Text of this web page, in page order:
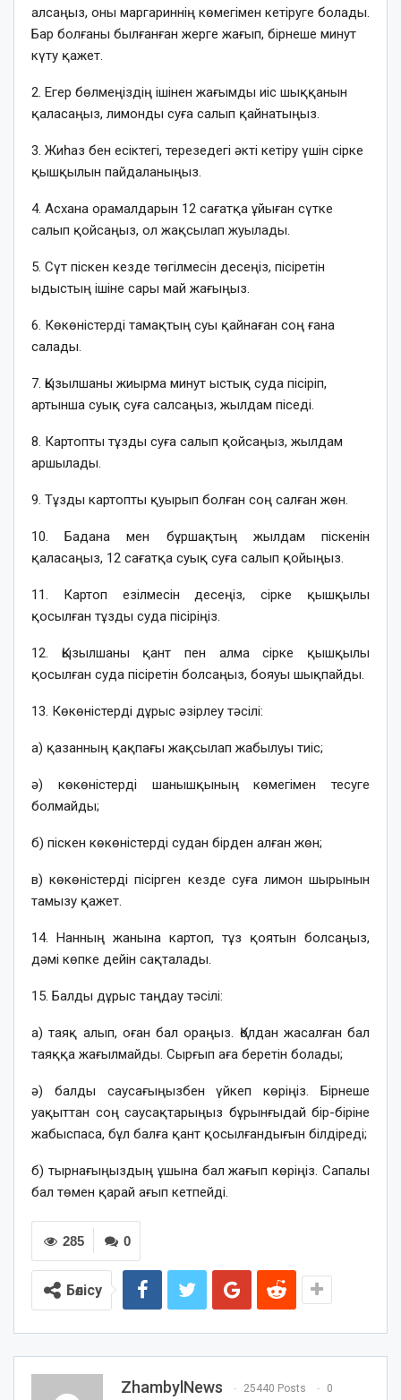
алсаңыз, оны маргариннің көмегімен кетіруге болады.
Бар болғаны былғанған жерге жағып, бірнеше минут
күту қажет.
2. Егер бөлмеңіздің ішінен жағымды иіс шыққанын
қаласаңыз, лимонды суға салып қайнатыңыз.
3. Жиһаз бен есіктегі, терезедегі әкті кетіру үшін сірке
қышқылын пайдаланыңыз.
4. Асхана орамалдарын 12 сағатқа ұйыған сүтке
салып қойсаңыз, ол жақсылап жуылады.
5. Сүт піскен кезде төгілмесін десеңіз, пісіретін
ыдыстың ішіне сары май жағыңыз.
6. Көкөністерді тамақтың суы қайнаған соң ғана
салады.
7. Қызылшаны жиырма минут ыстық суда пісіріп,
артынша суық суға салсаңыз, жылдам піседі.
8. Картопты тұзды суға салып қойсаңыз, жылдам
аршылады.
9. Тұзды картопты қуырып болған соң салған жөн.
10. Бадана мен бұршақтың жылдам піскенін
қаласаңыз, 12 сағатқа суық суға салып қойыңыз.
11. Картоп езілмесін десеңіз, сірке қышқылы
қосылған тұзды суда пісіріңіз.
12. Қызылшаны қант пен алма сірке қышқылы
қосылған суда пісіретін болсаңыз, бояуы шықпайды.
13. Көкөністерді дұрыс әзірлеу тәсілі:
а) қазанның қақпағы жақсылап жабылуы тиіс;
ә) көкөністерді шанышқының көмегімен тесуге
болмайды;
б) піскен көкөністерді судан бірден алған жөн;
в) көкөністерді пісірген кезде суға лимон шырынын
тамызу қажет.
14. Нанның жанына картоп, тұз қоятын болсаңыз,
дәмі көпке дейін сақталады.
15. Балды дұрыс таңдау тәсілі:
а) таяқ алып, оған бал ораңыз. Қолдан жасалған бал
таяққа жағылмайды. Сырғып аға беретін болады;
ә) балды саусағыңызбен үйкеп көріңіз. Бірнеше
уақыттан соң саусақтарыңыз бұрынғыдай бір-біріне
жабыспаса, бұл балға қант қосылғандығын білдіреді;
б) тырнағыңыздың ұшына бал жағып көріңіз. Сапалы
бал төмен қарай ағып кетпейді.
0
285
Бөлісу
ZhambylNews 25440 Posts 0